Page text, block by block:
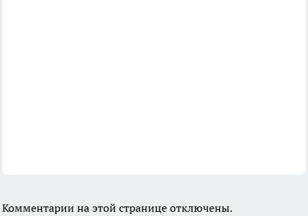
Комментарии на этой странице отключены.